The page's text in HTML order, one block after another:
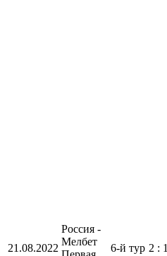
21.08.2022
Россия -
Мелбет
6-й тур 2 : 1